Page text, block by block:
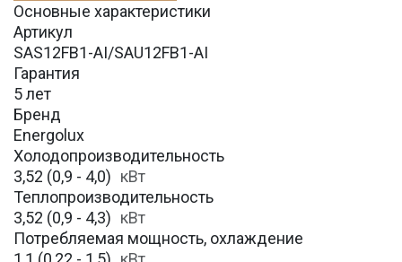
Основные характеристики
Артикул
SAS12FB1-AI/SAU12FB1-AI
Гарантия
5 лет
Бренд
Energolux
Холодопроизводительность
3,52 (0,9 - 4,0) кВт
Теплопроизводительность
3,52 (0,9 - 4,3) кВт
Потребляемая мощность, охлаждение